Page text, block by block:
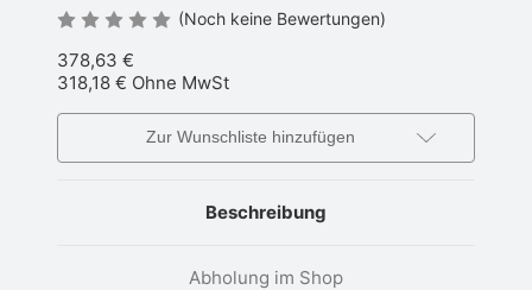
(Noch keine Bewertungen)
378,63 €
318,18 € Ohne MwSt
Zur Wunschliste hinzufügen
Beschreibung
Abholung im Shop